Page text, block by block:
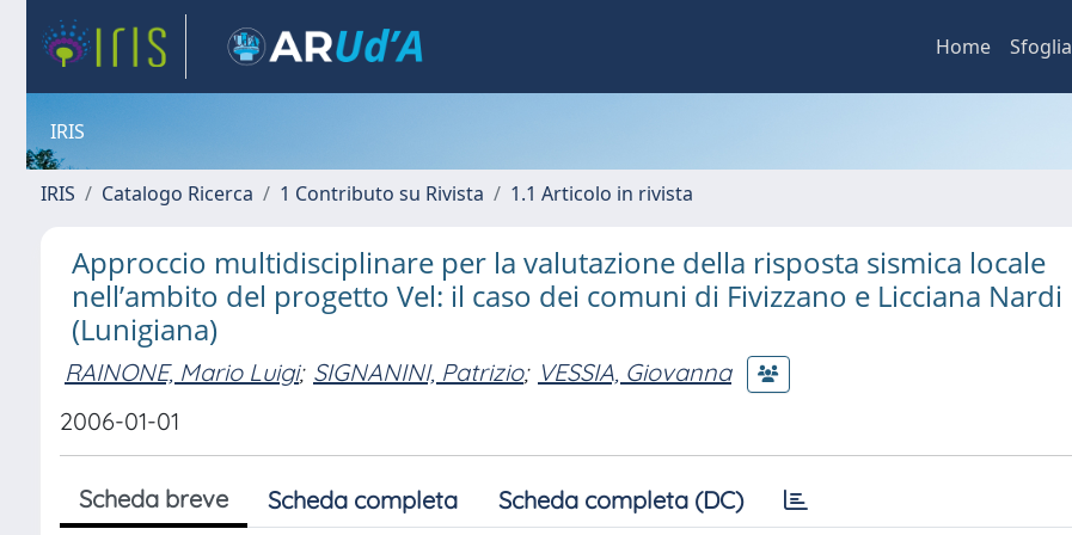
Home Sfoglia
IRIS
IRIS Catalogo Ricerca 1 Contributo su Rivista 1.1 Articolo in rivista
Approccio multidisciplinare per la valutazione della risposta sismica locale
nell’ambito del progetto Vel: il caso dei comuni di Fivizzano e Licciana Nardi
(Lunigiana)
RAINONE, Mario Luigi; SIGNANINI, Patrizio; VESSIA, Giovanna
2006-01-01
Scheda breve Scheda completa Scheda completa (DC)